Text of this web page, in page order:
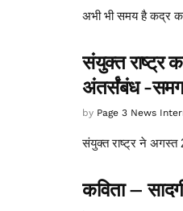
अभी भी समय है कद्र
संयुक्त राष्ट्र
अंतर्संबंध -
by Page 3 News
संयुक्त राष्ट्र ने अगस्त
कविता –